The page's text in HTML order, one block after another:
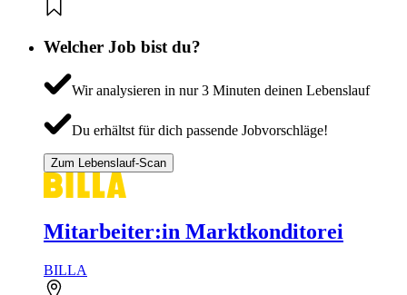
Welcher Job bist du?
Wir analysieren in nur 3 Minuten deinen Lebenslauf
Du erhältst für dich passende Jobvorschläge!
Zum Lebenslauf-Scan
Mitarbeiter:in Marktkonditorei
BILLA